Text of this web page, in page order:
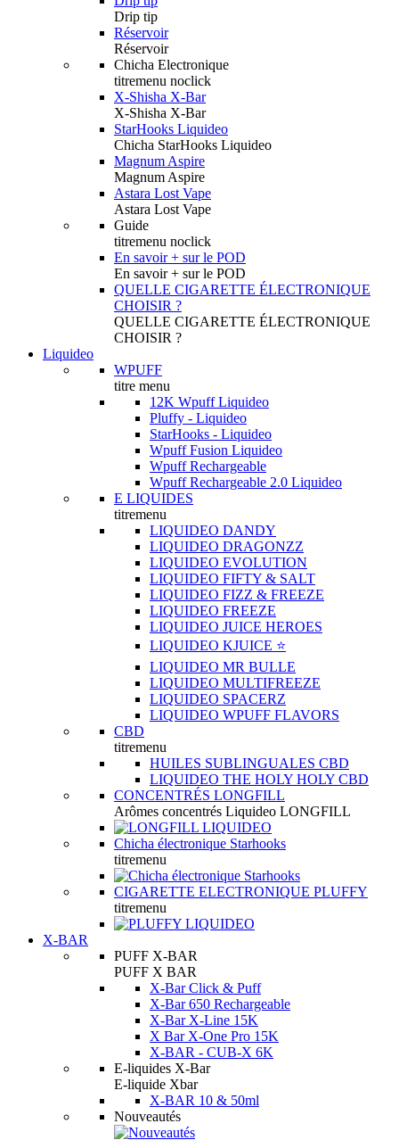
Drip tip
Réservoir
Réservoir
Chicha Electronique
titremenu noclick
X-Shisha X-Bar
X-Shisha X-Bar
StarHooks Liquideo
Chicha StarHooks Liquideo
Magnum Aspire
Magnum Aspire
Astara Lost Vape
Astara Lost Vape
Guide
titremenu noclick
En savoir + sur le POD
En savoir + sur le POD
QUELLE CIGARETTE ÉLECTRONIQUE
CHOISIR ?
QUELLE CIGARETTE ÉLECTRONIQUE
CHOISIR ?
Liquideo
WPUFF
titre menu
12K Wpuff Liquideo
Pluffy - Liquideo
StarHooks - Liquideo
Wpuff Fusion Liquideo
Wpuff Rechargeable
Wpuff Rechargeable 2.0 Liquideo
E LIQUIDES
titremenu
LIQUIDEO DANDY
LIQUIDEO DRAGONZZ
LIQUIDEO EVOLUTION
LIQUIDEO FIFTY & SALT
LIQUIDEO FIZZ & FREEZE
LIQUIDEO FREEZE
LIQUIDEO JUICE HEROES
LIQUIDEO KJUICE ⭐️
LIQUIDEO MR BULLE
LIQUIDEO MULTIFREEZE
LIQUIDEO SPACERZ
LIQUIDEO WPUFF FLAVORS
CBD
titremenu
HUILES SUBLINGUALES CBD
LIQUIDEO THE HOLY HOLY CBD
CONCENTRÉS LONGFILL
Arômes concentrés Liquideo LONGFILL
Chicha électronique Starhooks
titremenu
CIGARETTE ELECTRONIQUE PLUFFY
titremenu
X-BAR
PUFF X-BAR
PUFF X BAR
X-Bar Click & Puff
X-Bar 650 Rechargeable
X-Bar X-Line 15K
X Bar X-One Pro 15K
X-BAR - CUB-X 6K
E-liquides X-Bar
E-liquide Xbar
X-BAR 10 & 50ml
Nouveautés